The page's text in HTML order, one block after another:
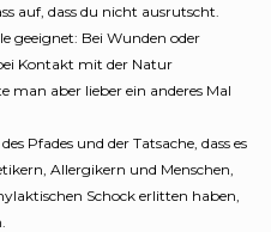
auf, dass du nicht ausrutscht.
geeignet: Bei Wunden oder
Kontakt mit der Natur
man aber lieber ein anderes Mal
Pfades und der Tatsache, dass es
Allergikern und Menschen,
Schock erlitten haben,